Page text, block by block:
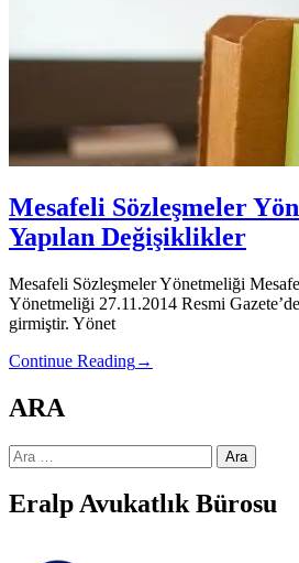
Mesafeli Sözleşmeler
Yapılan Değişiklikler
Mesafeli Sözleşmeler Yönetmeliği
Yönetmeliği 27.11.2014 Resmi
girmiştir. Yönet
Continue Reading→
ARA
Arama:
Eralp Avukatlık Bürosu